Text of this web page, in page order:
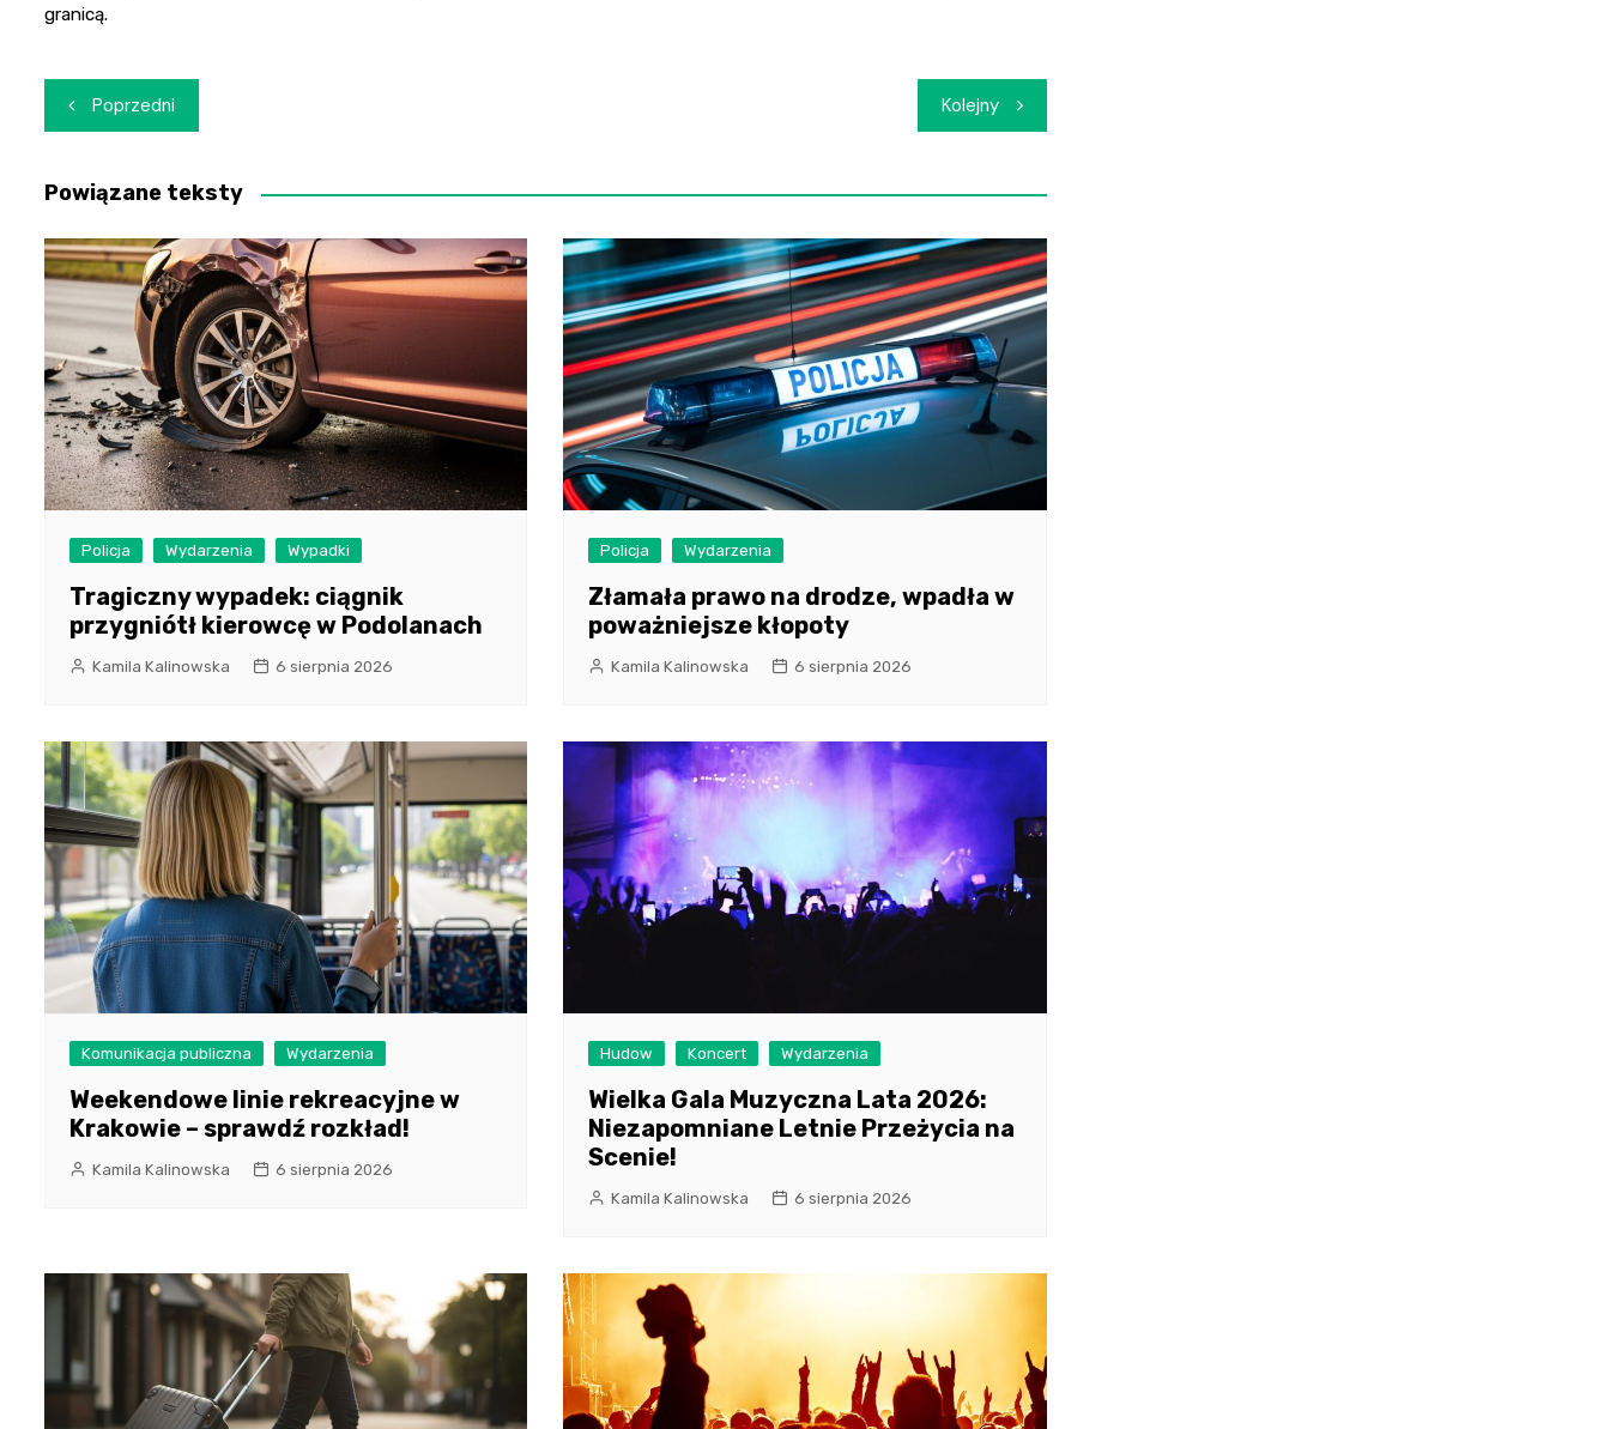
granicą.
Nawigacja
wpisu
Poprzedni Kolejny
Powiązane teksty
Policja Wydarzenia Wypadki
Tragiczny wypadek: ciągnik
przygniótł kierowcę w Podolanach
Kamila Kalinowska 6 sierpnia 2026
Policja Wydarzenia
Złamała prawo na drodze, wpadła w
poważniejsze kłopoty
Kamila Kalinowska 6 sierpnia 2026
Komunikacja publiczna Wydarzenia
Weekendowe linie rekreacyjne w
Krakowie – sprawdź rozkład!
Kamila Kalinowska 6 sierpnia 2026
Hudow Koncert Wydarzenia
Wielka Gala Muzyczna Lata 2026:
Niezapomniane Letnie Przeżycia na
Scenie!
Kamila Kalinowska 6 sierpnia 2026